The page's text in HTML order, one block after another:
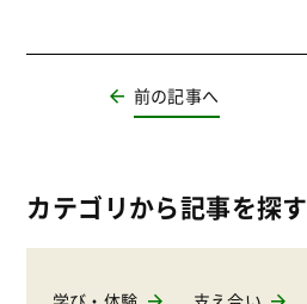
前の記事へ
カテゴリから記事を探す